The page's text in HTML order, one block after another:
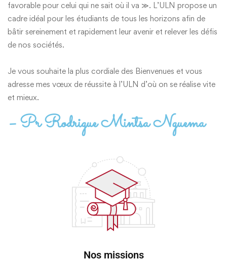
favorable pour celui qui ne sait où il va ≫. L’ULN propose un
cadre idéal pour les étudiants de tous les horizons afin de
bâtir sereinement et rapidement leur avenir et relever les défis
de nos sociétés.
Je vous souhaite la plus cordiale des Bienvenues et vous
adresse mes vœux de réussite à l’ULN d’où on se réalise vite
et mieux.
– Pr Rodrigue Mintsa Nguema
Nos missions